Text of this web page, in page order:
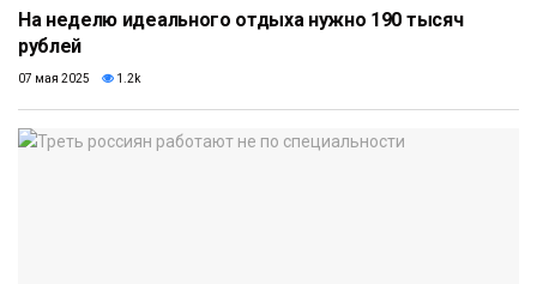
На неделю идеального отдыха нужно 190 тысяч
рублей
07 мая 2025 1.2k